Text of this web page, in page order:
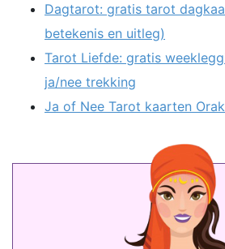
Dagtarot: gratis tarot
betekenis en uitleg)
Tarot Liefde: gratis
ja/nee trekking
Ja of Nee Tarot kaarten